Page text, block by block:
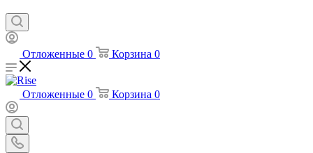
Отложенные 0 Корзина 0
Отложенные 0 Корзина 0